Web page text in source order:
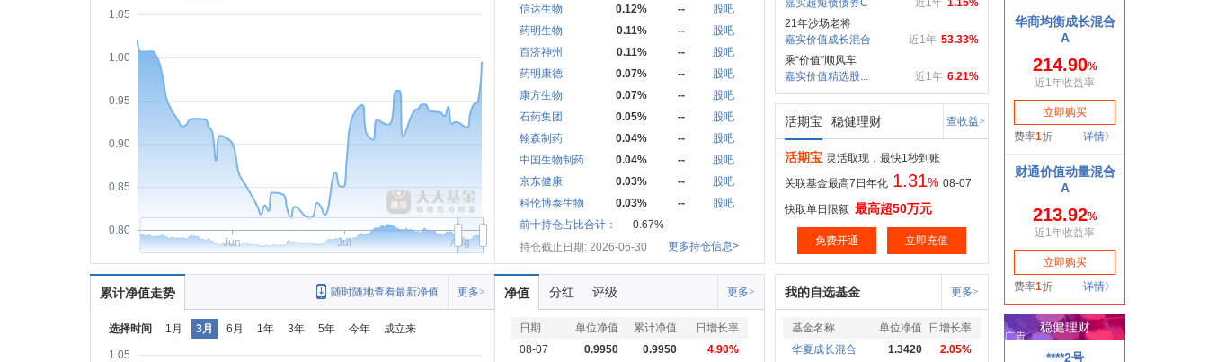
0.80
0.85
0.90
0.95
1.00
1.05
Jun Jul Aug
信达生物
0.12% --
股吧
药明生物
0.11% --
股吧
百济神州
0.11% --
股吧
药明康德
0.07% --
股吧
康方生物
0.07% --
股吧
石药集团
0.05% --
股吧
翰森制药
0.04% --
股吧
中国生物制药
0.04% --
股吧
京东健康
0.03% --
股吧
科伦博泰生物
0.03% --
股吧
前十持仓占比合计：
0.67%
持仓截止日期: 2026-06-30
更多持仓信息>
1.15%
近1年
嘉实超短债债券C
21年沙场老将
53.33%
近1年
嘉实价值成长混合
乘“价值”顺风车
6.21%
近1年
嘉实价值精选股...
活期宝 稳健理财 查收益>
活期宝 灵活取现，最快1秒到账
关联基金最高7日年化 1.31% 08-07
快取单日限额 最高超50万元
免费开通 立即充值
累计净值走势 更多>
随时随地查看最新净值
选择时间 1月 3月 6月 1年 3年 5年 今年 成立来
1.05
净值 分红 评级 更多>
日期 单位净值 累计净值
日增长率
08-07
0.9950 0.9950
4.90%
我的自选基金 更多>
基金名称 单位净值
日增长率
华夏成长混合
1.3420
2.05%